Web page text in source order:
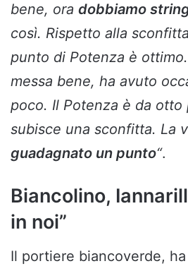
bene, ora dobbiamo
così. Rispetto alla
punto di Potenza è
messa bene, ha avuto
poco. Il Potenza è da
subisce una sconfitta. La
guadagnato un punto“.
Biancolino,
in noi”
Il portiere biancoverde,